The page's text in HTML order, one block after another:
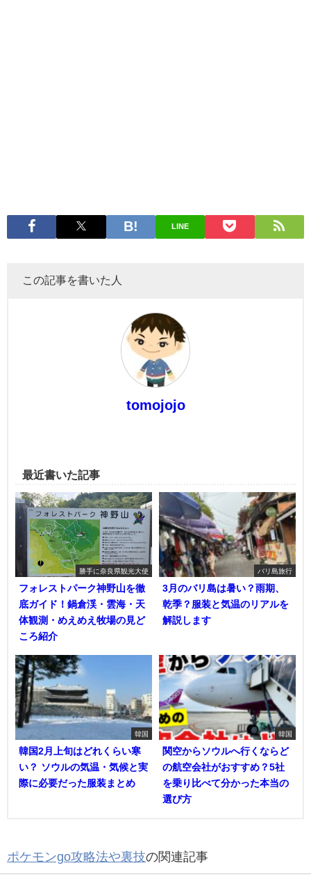
LINE
この記事を書いた人
tomojojo
最近書いた記事
勝手に奈良県観光大使
フォレストパーク神野山を徹
底ガイド！鍋倉渓・雲海・天
体観測・めえめえ牧場の見ど
ころ紹介
バリ島旅行
3月のバリ島は暑い？雨期、
乾季？服装と気温のリアルを
解説します
韓国
韓国2月上旬はどれくらい寒
い？ ソウルの気温・気候と実
際に必要だった服装まとめ
韓国
関空からソウルへ行くならど
の航空会社がおすすめ？5社
を乗り比べて分かった本当の
選び方
ポケモンgo攻略法や裏技の関連記事